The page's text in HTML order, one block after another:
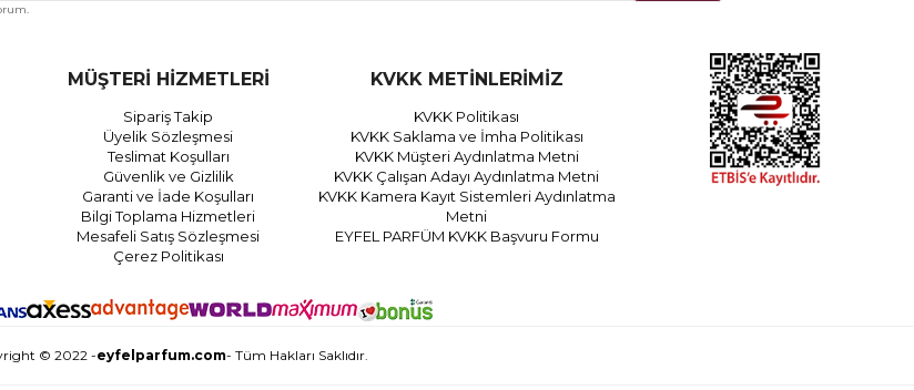
MÜŞTERİ HİZMETLERİ
Sipariş Takip
Üyelik Sözleşmesi
Teslimat Koşulları
Güvenlik ve Gizlilik
Garanti ve İade Koşulları
Bilgi Toplama Hizmetleri
Mesafeli Satış Sözleşmesi
Çerez Politikası
KVKK METİNLERİMİZ
KVKK Politikası
KVKK Saklama ve İmha Politikası
KVKK Müşteri Aydınlatma Metni
KVKK Çalışan Adayı Aydınlatma Metni
KVKK Kamera Kayıt Sistemleri Aydınlatma
Metni
EYFEL PARFÜM KVKK Başvuru Formu
© 2022 -eyfelparfum.com- Tüm Hakları Saklıdır.